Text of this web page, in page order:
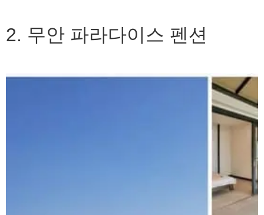
2. 무안 파라다이스 펜션